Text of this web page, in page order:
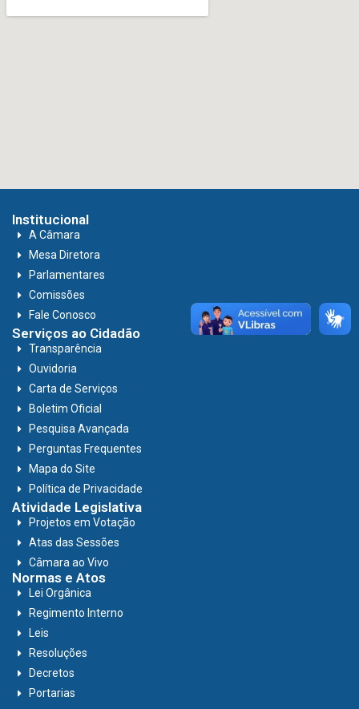
Institucional
A Câmara
Mesa Diretora
Parlamentares
Comissões
Fale Conosco
Serviços ao Cidadão
Transparência
Ouvidoria
Carta de Serviços
Boletim Oficial
Pesquisa Avançada
Perguntas Frequentes
Mapa do Site
Política de Privacidade
Atividade Legislativa
Projetos em Votação
Atas das Sessões
Câmara ao Vivo
Normas e Atos
Lei Orgânica
Regimento Interno
Leis
Resoluções
Decretos
Portarias